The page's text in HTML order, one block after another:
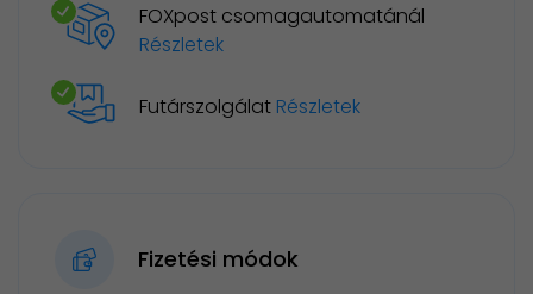
FOXpost csomagautomatánál
Részletek
Futárszolgálat Részletek
Fizetési módok